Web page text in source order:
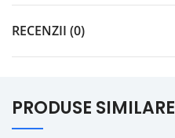
RECENZII (0)
PRODUSE SIMILARE